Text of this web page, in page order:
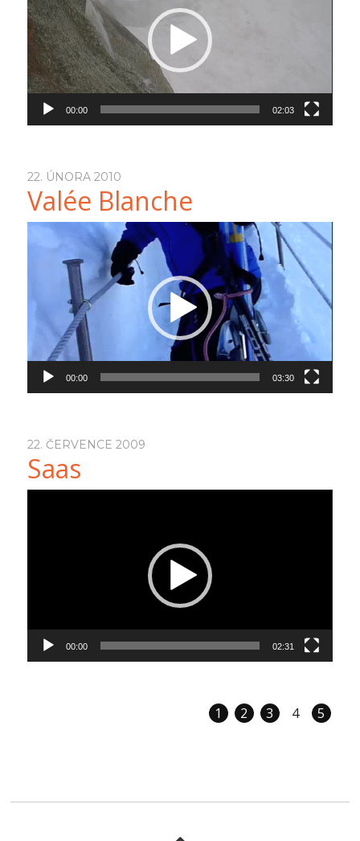
00:00 02:03
22. ÚNORA 2010
Valée Blanche
Video
přehrávač
00:00 03:30
22. ČERVENCE 2009
Saas
00:00 02:31
1 2 3 4 5